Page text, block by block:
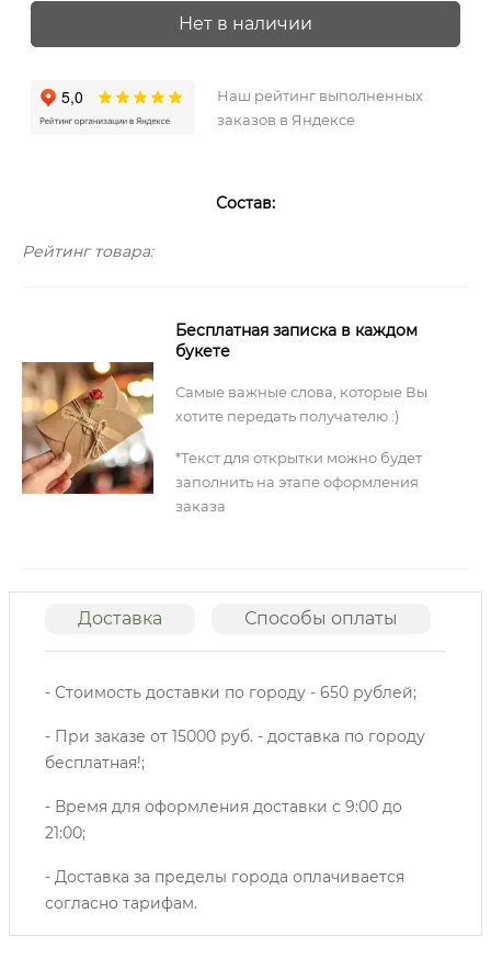
Нет в наличии
Наш рейтинг выполненных
заказов в Яндексе
Состав:
Рейтинг товара:
Бесплатная записка в каждом
букете
Самые важные слова, которые Вы
хотите передать получателю :)
*Текст для открытки можно будет
заполнить на этапе оформления
заказа
Доставка Способы оплаты
- Стоимость доставки по городу - 650 рублей;
- При заказе от 15000 руб. - доставка по городу
бесплатная!;
- Время для оформления доставки с 9:00 до
21:00;
- Доставка за пределы города оплачивается
согласно тарифам.